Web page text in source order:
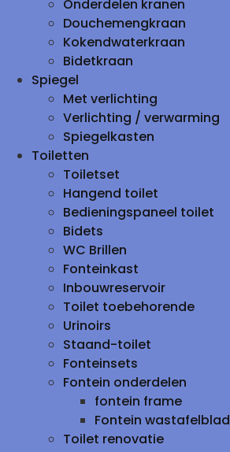
Onderdelen kranen
Douchemengkraan
Kokendwaterkraan
Bidetkraan
Spiegel
Met verlichting
Verlichting / verwarming
Spiegelkasten
Toiletten
Toiletset
Hangend toilet
Bedieningspaneel toilet
Bidets
WC Brillen
Fonteinkast
Inbouwreservoir
Toilet toebehorende
Urinoirs
Staand-toilet
Fonteinsets
Fontein onderdelen
fontein frame
Fontein wastafelblad
Toilet renovatie